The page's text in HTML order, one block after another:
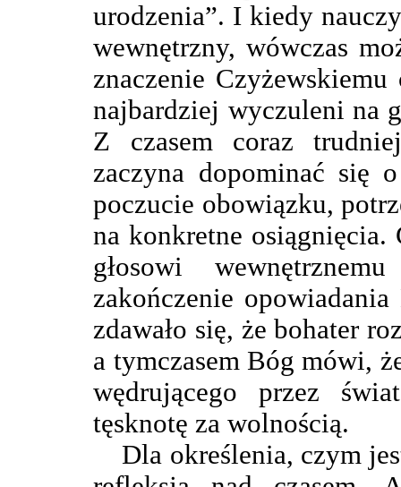
urodzenia”. I kiedy
wewnętrzny, wówczas
znaczenie
najbardziej wyczuleni na
Z czasem coraz
zaczyna dopominać się
poczucie obowiązku,
na konkretne
głosowi
zakończenie
zdawało się, że bohater
a tymczasem Bóg mówi,
wędrującego przez
tęsknotę za wolnością.
Dla określenia, czym